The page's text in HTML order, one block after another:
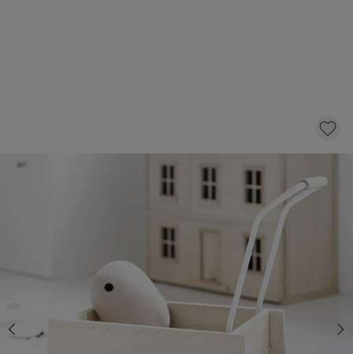
WOODEN DOLLS PRAM | NATURAL | LA
CLICK AND BUY
In stock